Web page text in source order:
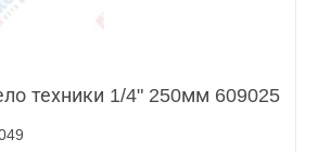
техники 1/4" 250мм 609025